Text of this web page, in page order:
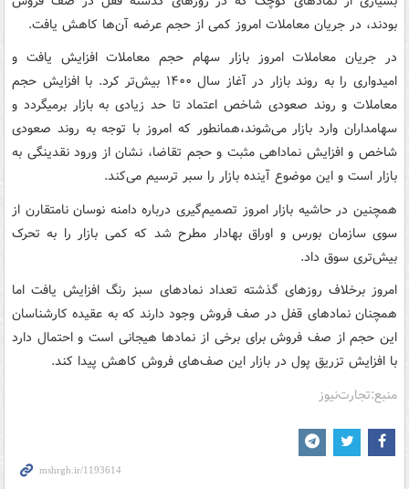
بودند، در جریان معاملات امروز کمی از حجم عرضه آن‌ها کاهش یافت.
در جریان معاملات امروز بازار سهام حجم معاملات افزایش یافت و
امیدواری را به روند بازار در آغاز سال ۱۴۰۰ بیش‌تر کرد. با افزایش حجم
معاملات و روند صعودی شاخص اعتماد تا حد زیادی به بازار برمیگردد و
سهامداران وارد بازار می‌شوند،همانطور که امروز با توجه به روند صعودی
شاخص و افزایش نماداهی مثبت و حجم تقاضا، نشان از ورود نقدینگی به
بازار است و این موضوع آینده بازار را سبر ترسیم می‌کند.
همچنین در حاشیه بازار امروز تصمیم‌گیری درباره دامنه نوسان نامتقارن از
سوی سازمان بورس و اوراق بهادار مطرح شد که کمی بازار را به تحرک
بیش‌تری سوق داد.
امروز برخلاف روزهای گذشته تعداد نمادهای سبز رنگ افزایش یافت اما
همچنان نمادهای قفل در صف فروش وجود دارند که به عقیده کارشناسان
این حجم از صف فروش برای برخی از نمادها هیجانی است و احتمال دارد
با افزایش تزریق پول در بازار این صف‌های فروش کاهش پیدا کند.
منبع:تجارت‌نیوز